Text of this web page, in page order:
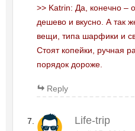
>> Katrin: Да, конечно –
дешево и вкусно. А так
вещи, типа шарфики и
Стоят копейки, ручная
порядок дороже.
Reply
Life-trip